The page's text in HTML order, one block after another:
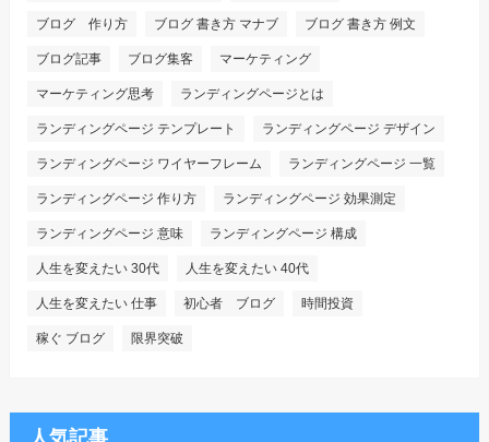
ブログ 作り方 ブログ 書き方 マナブ ブログ 書き方 例文
ブログ記事 ブログ集客 マーケティング
マーケティング思考 ランディングページとは
ランディングページ テンプレート ランディングページ デザイン
ランディングページ ワイヤーフレーム ランディングページ 一覧
ランディングページ 作り方 ランディングページ 効果測定
ランディングページ 意味 ランディングページ 構成
人生を変えたい 30代 人生を変えたい 40代
人生を変えたい 仕事 初心者 ブログ 時間投資
稼ぐ ブログ 限界突破